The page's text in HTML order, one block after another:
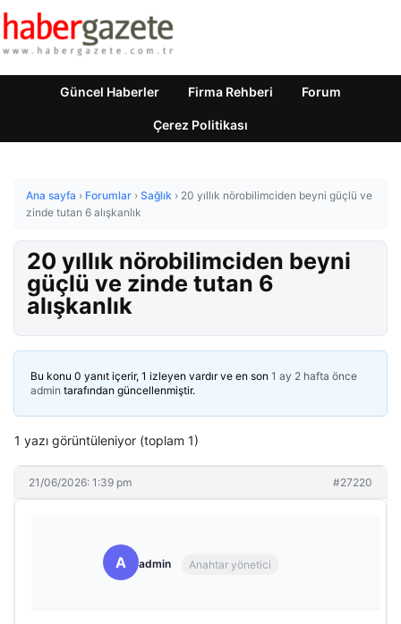
Güncel Haberler Firma Rehberi Forum
Çerez Politikası
Ana sayfa › Forumlar › Sağlık › 20 yıllık nörobilimciden beyni güçlü ve
zinde tutan 6 alışkanlık
20 yıllık nörobilimciden beyni
güçlü ve zinde tutan 6
alışkanlık
Bu konu 0 yanıt içerir, 1 izleyen vardır ve en son 1 ay 2 hafta önce
admin tarafından güncellenmiştir.
1 yazı görüntüleniyor (toplam 1)
21/06/2026: 1:39 pm #27220
A admin Anahtar yönetici